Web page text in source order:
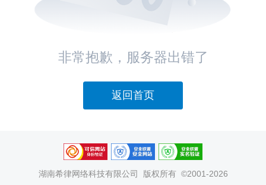
非常抱歉，服务器出错了
返回首页
湖南希律网络科技有限公司
版权所有 ©2001-2026